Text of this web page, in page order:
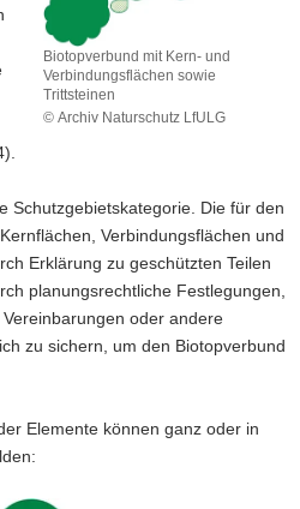
Biotopverbund mit Kern- und
Verbindungsflächen sowie
Trittsteinen
© Archiv Naturschutz LfULG
und
Verbindungsflächen
Trittsteinen
Schutzgebietskategorie. Die für den
Verbindungsflächen und
Erklärung zu geschützten Teilen
planungsrechtliche Festlegungen,
oder andere
zu sichern, um den Biotopverbund
Elemente können ganz oder in